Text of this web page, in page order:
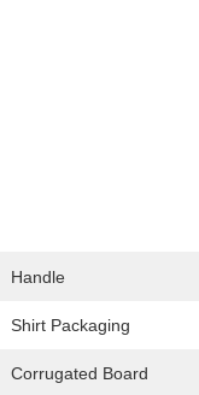
Handle
Shirt Packaging
Corrugated Board